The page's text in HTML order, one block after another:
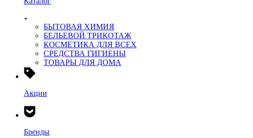
БЫТОВАЯ ХИМИЯ
БЕЛЬЕВОЙ ТРИКОТАЖ
КОСМЕТИКА ДЛЯ ВСЕХ
СРЕДСТВА ГИГИЕНЫ
ТОВАРЫ ДЛЯ ДОМА
Акции
Бренды